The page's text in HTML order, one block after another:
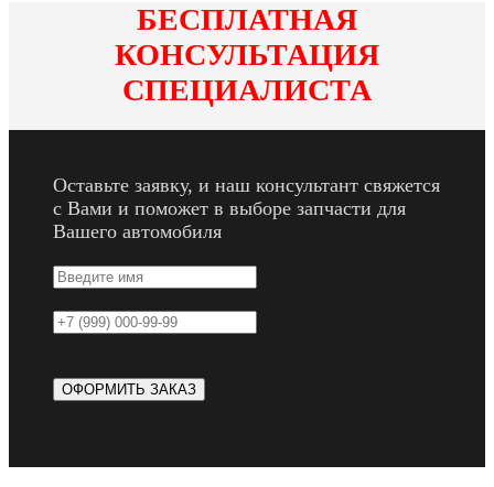
БЕСПЛАТНАЯ
КОНСУЛЬТАЦИЯ
СПЕЦИАЛИСТА
Оставьте заявку, и наш консультант свяжется
с Вами и поможет в выборе запчасти для
Вашего автомобиля